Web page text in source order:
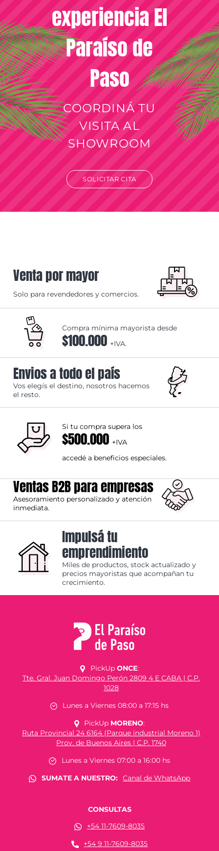
experiencia El
Paraíso de
Paso
COORDINÁ TU
VISITA AL
SHOWROOM
SOLICITAR CITA
Venta por mayor
Solo para revendedores y comercios.
Compra mínima mayorista desde
$100.000 +IVA.
Envios a todo el país
Vos elegís el destino, nosotros hacemos
el resto.
Si tu compra supera los
$500.000 +IVA
accedé a beneficios especiales.
Ventas B2B para empresas
Asesoramiento personalizado y atención
inmediata.
Impulsá tu
emprendimiento
Miles de productos, stock actualizado y
precios mayoristas que acompañan tu
crecimiento.
PickUp ONCE:
Tte. Gral. Juan Domingo Perón 2809 4 E CABA | C.P.
1028
Lunes a Viernes 08:00 a 17:15 hs
PickUp MORENO:
Ruta Provincial 24 6164 (Parque industrial Moreno 1)
Prov. de Buenos Aires | C.P. 1740
Lunes a Viernes 07:00 a 16:00 hs
SUMATE A NUESTRO:
Canal de WhatsApp
CONSULTAS
+54 11-7609-8035
+54 9 11-7609-8035